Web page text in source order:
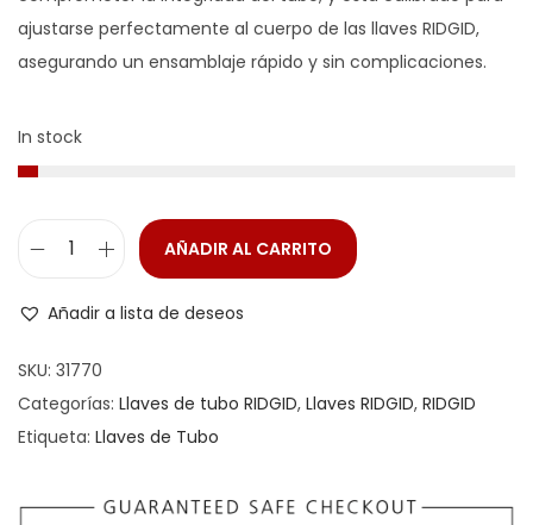
ajustarse perfectamente al cuerpo de las llaves RIDGID,
asegurando un ensamblaje rápido y sin complicaciones.
In stock
AÑADIR AL CARRITO
Añadir a lista de deseos
SKU: 31770
Categorías: Llaves de tubo RIDGID, Llaves RIDGID, RIDGID
Etiqueta: Llaves de Tubo